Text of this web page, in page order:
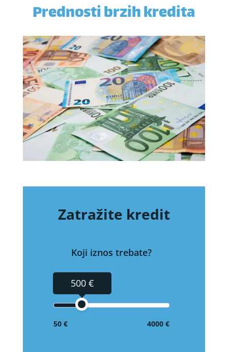
Prednosti brzih kredita
Zatražite kredit
Koji iznos trebate?
500 €
50 € 4000 €